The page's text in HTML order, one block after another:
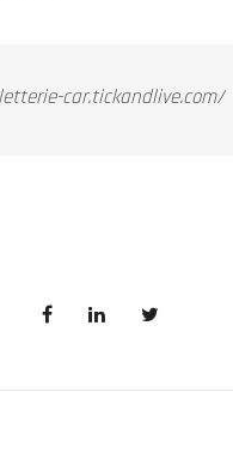
car.tickandlive.com/